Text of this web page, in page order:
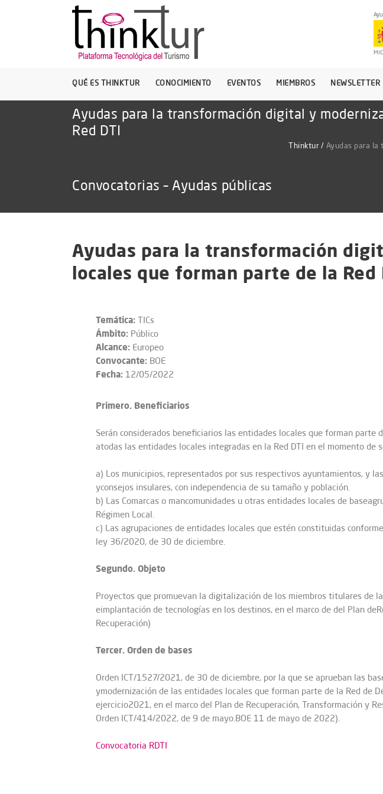
QUÉ ES THINKTUR CONOCIMIENTO EVENTOS MIEMBROS NEWSLETTER
Ayudas para la transformación digital y
Red DTI
Thinktur / Ayudas para la
Convocatorias – Ayudas públicas
Ayudas para la transformación
locales que forman parte de la Red
Temática: TICs
Ámbito: Público
Alcance: Europeo
Convocante: BOE
Fecha: 12/05/2022
Primero. Beneficiarios
Serán considerados beneficiarios las entidades locales que forman
atodas las entidades locales integradas en la Red DTI en el momento de
a) Los municipios, representados por sus respectivos ayuntamientos, y
yconsejos insulares, con independencia de su tamaño y población.
b) Las Comarcas o mancomunidades u otras entidades locales de
Régimen Local.
c) Las agrupaciones de entidades locales que estén constituidas
ley 36/2020, de 30 de diciembre.
Segundo. Objeto
Proyectos que promuevan la digitalización de los miembros titulares de
eimplantación de tecnologías en los destinos, en el marco de del Plan
Recuperación)
Tercer. Orden de bases
Orden ICT/1527/2021, de 30 de diciembre, por la que se aprueban las
ymodernización de las entidades locales que forman parte de la Red de
ejercicio2021, en el marco del Plan de Recuperación, Transformación y
Orden ICT/414/2022, de 9 de mayo.BOE 11 de mayo de 2022).
Convocatoria RDTI